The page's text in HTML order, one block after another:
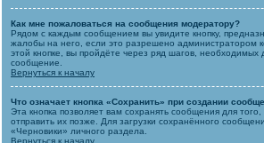
Как мне пожаловаться на сообщения модератору?
Рядом с каждым сообщением вы увидите кнопку,
жалобы на него, если это разрешено администратором
этой кнопке, вы пройдёте через ряд шагов, необходимых
сообщение.
Вернуться к началу
Что означает кнопка «Сохранить» при создании
Эта кнопка позволяет вам сохранять сообщения для того,
отправить их позже. Для загрузки сохранённого
«Черновики» личного раздела.
Вернуться к началу